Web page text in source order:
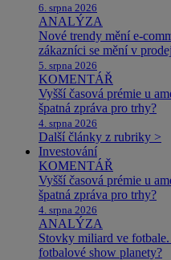
6. srpna 2026
ANALÝZA
Nové trendy mění e-
zákazníci se mění v
5. srpna 2026
KOMENTÁŘ
Vyšší časová prémie u
špatná zpráva pro trhy?
4. srpna 2026
Další články z rubriky >
Investování
KOMENTÁŘ
Vyšší časová prémie u
špatná zpráva pro trhy?
4. srpna 2026
ANALÝZA
Stovky miliard ve
fotbalové show planety?